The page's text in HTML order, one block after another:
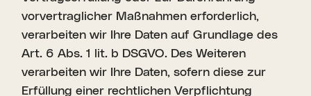
vorvertraglicher Maßnahmen erforderlich,
verarbeiten wir Ihre Daten auf Grundlage des
Art. 6 Abs. 1 lit. b DSGVO. Des Weiteren
verarbeiten wir Ihre Daten, sofern diese zur
Erfüllung einer rechtlichen Verpflichtung